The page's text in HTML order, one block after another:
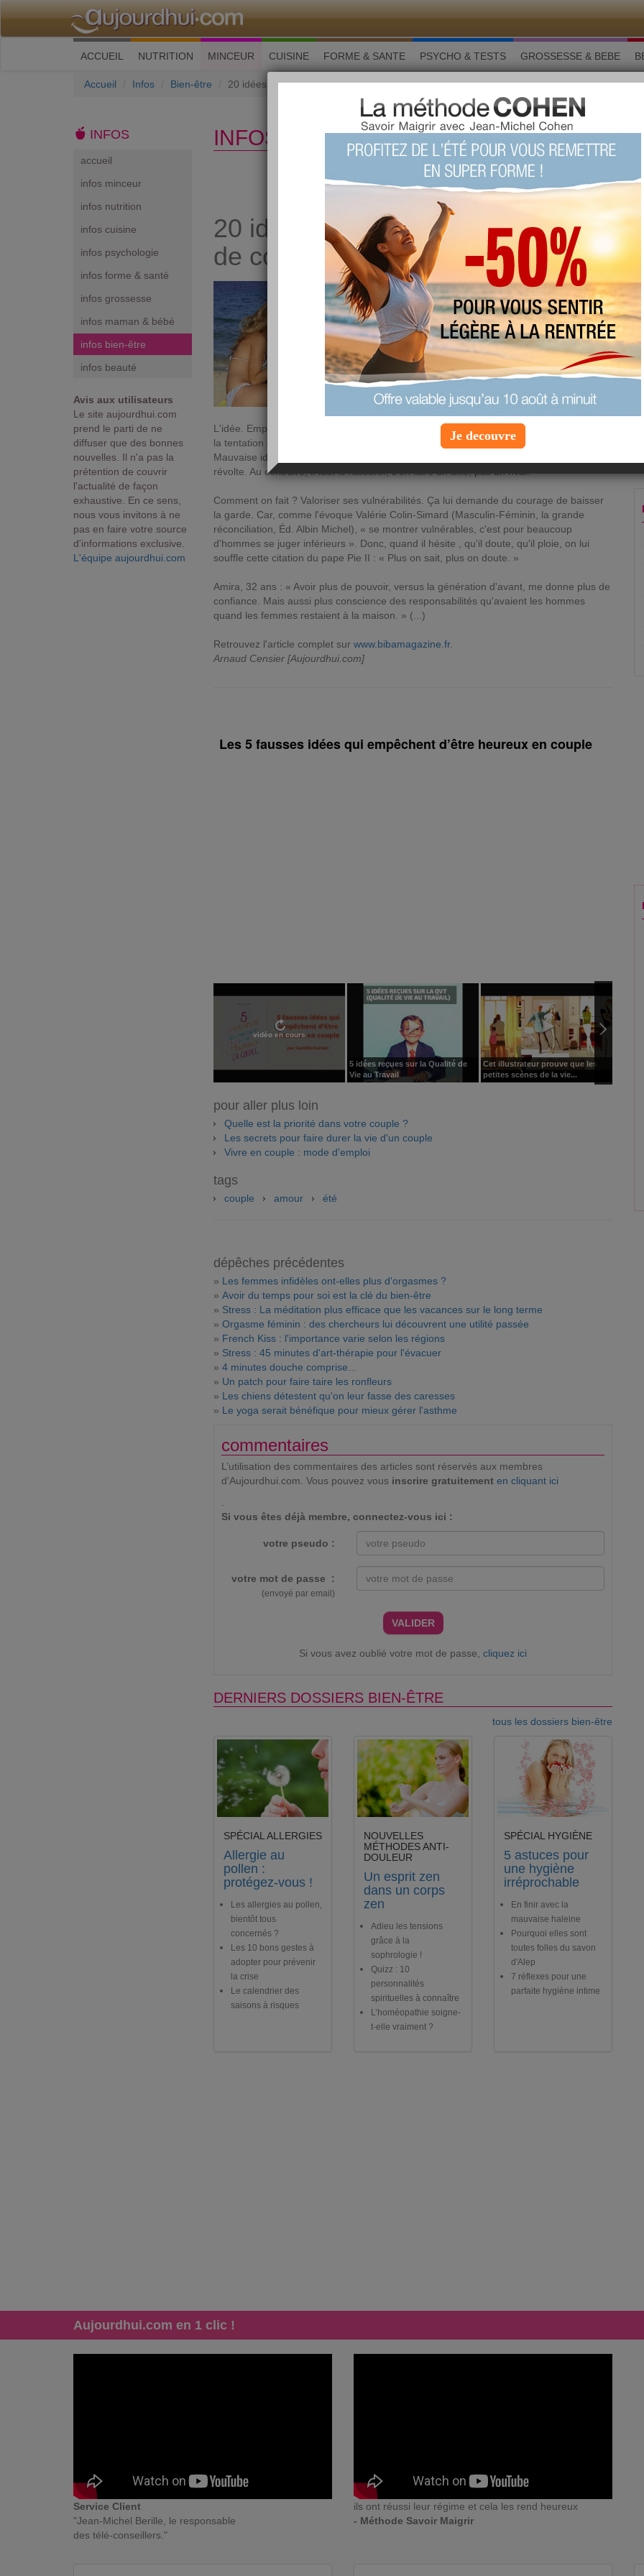
ACCUEIL (current)
NUTRITION MINCEUR CUISINE FORME & SANTE PSYCHO & TESTS GROSSESSE & BEBE
Accueil Infos Bien-être 20 idées pour se simplifier la vie de couple
INFOS
accueil
infos minceur
infos nutrition
infos cuisine
infos psychologie
infos forme & santé
infos grossesse
infos maman & bébé
infos bien-être
infos beauté
Avis aux utilisateurs
Le site aujourdhui.com
prend le parti de ne
diffuser que des bonnes
nouvelles. Il n'a pas la
prétention de couvrir
l'actualité de façon
exhaustive. En ce sens,
nous vous invitons à ne
pas en faire votre source
d'informations exclusive.
L'équipe aujourdhui.com
INFOS BIEN-ÊTRE
20 idées pour se simplifier la vie
de couple
Que l'on soit en couple depuis longtemps ou
célib, voilà 20 pistes pour mettre plus d'amour
dans sa vie et être plus heureuse.
Lundi 18 juillet 2016 à 7:29 |Info Bien-être
L'idée. Emportée par l'élan - à bosser, gagner notre vie et notre indépendance -, on a
la tentation d'écraser Max. En représailles de ces siècles de domination mâle...
Mauvaise idée, on risquerait de déclencher chez lui une réaction « masculiniste » de
révolte. Au contraire, il faut le rassurer, s'en faire un allié, pas un rival.
Comment on fait ? Valoriser ses vulnérabilités. Ça lui demande du courage de baisser
la garde. Car, comme l'évoque Valérie Colin-Simard (Masculin-Féminin, la grande
réconciliation, Éd. Albin Michel), « se montrer vulnérables, c'est pour beaucoup
d'hommes se juger inférieurs ». Donc, quand il hésite , qu'il doute, qu'il ploie, on lui
souffle cette citation du pape Pie II : « Plus on sait, plus on doute. »
Amira, 32 ans : « Avoir plus de pouvoir, versus la génération d'avant, me donne plus de
confiance. Mais aussi plus conscience des responsabilités qu'avaient les hommes
quand les femmes restaient à la maison. » (...)
Retrouvez l'article complet sur www.bibamagazine.fr.
Arnaud Censier [Aujourdhui.com]
Les 5 fausses idées qui empêchent d’être heureux en couple
vidéo en cours
5 idées reçues sur la Qualité de
Vie au Travail
Cet illustrateur prouve que les
petites scènes de la vie...
votre
pour aller plus loin
Quelle est la priorité dans votre couple ?
Les secrets pour faire durer la vie d'un couple
Vivre en couple : mode d'emploi
tags
couple amour été
dépêches précédentes
» Les femmes infidèles ont-elles plus d'orgasmes ?
» Avoir du temps pour soi est la clé du bien-être
» Stress : La méditation plus efficace que les vacances sur le long terme
» Orgasme féminin : des chercheurs lui découvrent une utilité passée
» French Kiss : l'importance varie selon les régions
» Stress : 45 minutes d'art-thérapie pour l'évacuer
» 4 minutes douche comprise...
» Un patch pour faire taire les ronfleurs
» Les chiens détestent qu'on leur fasse des caresses
» Le yoga serait bénéfique pour mieux gérer l'asthme
commentaires
L’utilisation des commentaires des articles sont réservés aux membres
d'Aujourdhui.com. Vous pouvez vous inscrire gratuitement en cliquant ici
Si vous êtes déjà membre, connectez-vous ici :
votre pseudo :
votre mot de passe :
(envoyé par email)
VALIDER
Si vous avez oublié votre mot de passe, cliquez ici
DERNIERS DOSSIERS BIEN-ÊTRE
tous les dossiers bien-être
SPÉCIAL ALLERGIES
Allergie au
pollen :
protégez-vous !
Les allergies au pollen,
bientôt tous
concernés ?
Les 10 bons gestes à
adopter pour prévenir
la crise
Le calendrier des
saisons à risques
NOUVELLES
MÉTHODES ANTI-
DOULEUR
Un esprit zen
dans un corps
zen
Adieu les tensions
grâce à la
sophrologie !
Quizz : 10
personnalités
spirituelles à connaître
L’homéopathie soigne-
t-elle vraiment ?
SPÉCIAL HYGIÈNE
5 astuces pour
une hygiène
irréprochable
En finir avec la
mauvaise haleine
Pourquoi elles sont
toutes folles du savon
d'Alep
7 réflexes pour une
parfaite hygiène intime
Aujourdhui.com en 1 clic !
Service Client
"Jean-Michel Berille, le responsable
des télé-conseillers."
ils ont réussi leur régime et cela les rend heureux
- Méthode Savoir Maigrir
Je decouvre